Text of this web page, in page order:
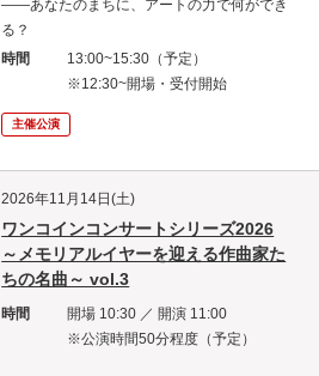
――あなたのまちに、アートの力で何ができ
る？
時間
13:00~15:30（予定）
※12:30~開場・受付開始
主催公演
2026年11月14日(土)
ワンコインコンサートシリーズ2026
～メモリアルイヤーを迎える作曲家た
ちの名曲～ vol.3
時間
開場 10:30 ／ 開演 11:00
※公演時間50分程度（予定）